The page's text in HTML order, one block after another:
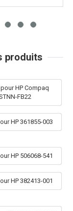
produits
HP Compaq
FB22
HP 361855-003
HP 506068-541
HP 382413-001